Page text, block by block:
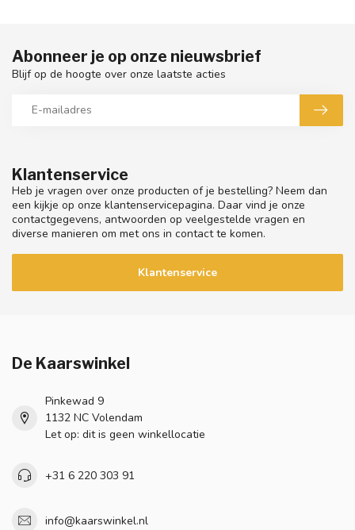
Klantenservice
Heb je vragen over onze producten of je bestelling? Neem dan
een kijkje op onze klantenservicepagina. Daar vind je onze
contactgegevens, antwoorden op veelgestelde vragen en
diverse manieren om met ons in contact te komen.
Klantenservice
Abonneer je op onze nieuwsbrief
Blijf op de hoogte over onze laatste acties
De Kaarswinkel
Pinkewad 9
1132 NC Volendam
Let op: dit is geen winkellocatie
+31 6 220 303 91
info@kaarswinkel.nl